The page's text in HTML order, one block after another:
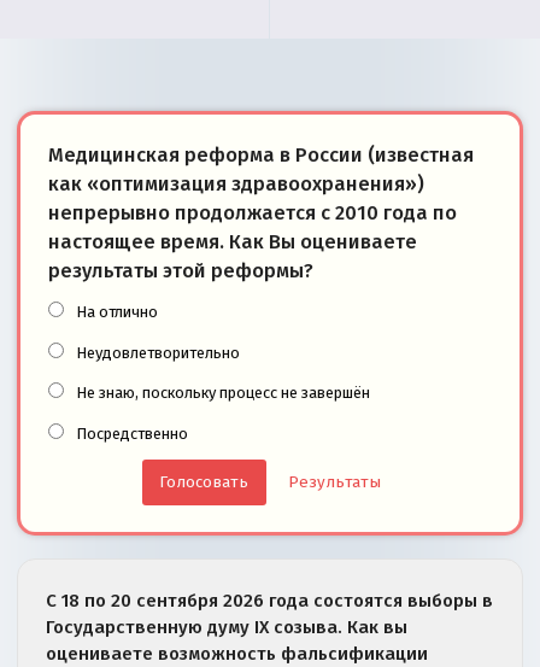
Медицинская реформа в России (известная
как «оптимизация здравоохранения»)
непрерывно продолжается с 2010 года по
настоящее время. Как Вы оцениваете
результаты этой реформы?
На отлично
Неудовлетворительно
Не знаю, поскольку процесс не завершён
Посредственно
Результаты
С 18 по 20 сентября 2026 года состоятся выборы в
Государственную думу IX созыва. Как вы
оцениваете возможность фальсификации